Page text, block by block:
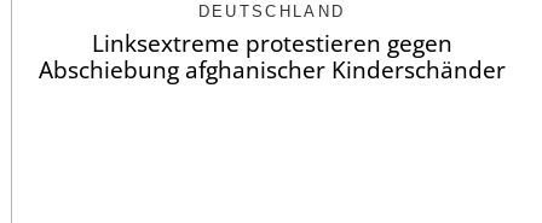
DEUTSCHLAND
Linksextreme protestieren gegen
Abschiebung afghanischer Kinderschänder